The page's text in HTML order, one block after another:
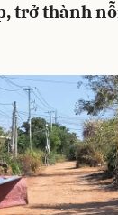
trở thành